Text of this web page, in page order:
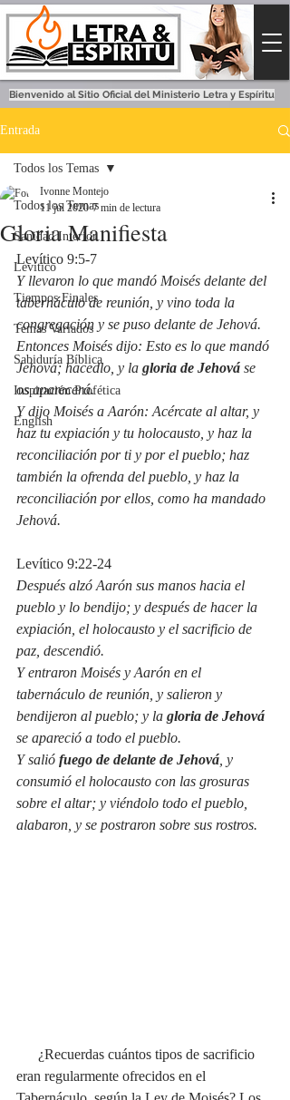
Bienvenido al Sitio Oficial del Ministerio Letra y Espíritu
Entrada
Todos los Temas
Sanidad Interior
Levítico
Tiempos Finales
Temas Variados
Sabiduría Bíblica
Inspiración Profética
English
Todos los Temas
Gloria Manifiesta
Ivonne Montejo
11 jul 2020 7 min de lectura
Levítico 9:5-7
Y llevaron lo que mandó Moisés delante del
tabernáculo de reunión, y vino toda la
congregación y se puso delante de Jehová.
Entonces Moisés dijo: Esto es lo que mandó
Jehová; hacedlo, y la gloria de Jehová se
os aparecerá.
Y dijo Moisés a Aarón: Acércate al altar, y
haz tu expiación y tu holocausto, y haz la
reconciliación por ti y por el pueblo; haz
también la ofrenda del pueblo, y haz la
reconciliación por ellos, como ha mandado
Jehová.
Levítico 9:22-24
Después alzó Aarón sus manos hacia el
pueblo y lo bendijo; y después de hacer la
expiación, el holocausto y el sacrificio de
paz, descendió.
Y entraron Moisés y Aarón en el
tabernáculo de reunión, y salieron y
bendijeron al pueblo; y la gloria de Jehová
se apareció a todo el pueblo.
Y salió fuego de delante de Jehová , y
consumió el holocausto con las grosuras
sobre el altar; y viéndolo todo el pueblo,
alabaron, y se postraron sobre sus rostros.
eran regularmente ofrecidos en el